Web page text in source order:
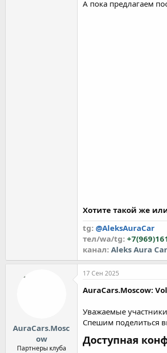
А пока предлагаем
Хотите такой же
tg: @AleksAuraCar
тел/wa/tg:
канал: Аleks Aura
AuraCars.Mosc
ow
Партнеры клуба
17 Сен 2025
AuraCars.Moscow:
Уважаемые
Спешим поделиться
Доступная